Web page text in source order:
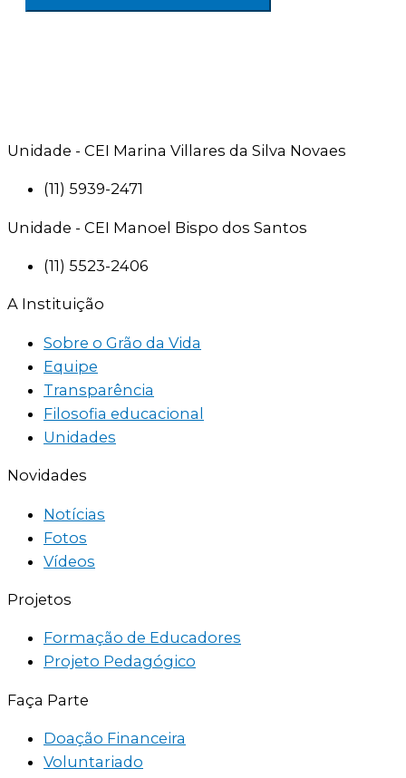
Unidade - CEI Marina Villares da Silva Novaes
(11) 5939-2471
Unidade - CEI Manoel Bispo dos Santos
(11) 5523-2406
A Instituição
Sobre o Grão da Vida
Equipe
Transparência
Filosofia educacional
Unidades
Novidades
Notícias
Fotos
Vídeos
Projetos
Formação de Educadores
Projeto Pedagógico
Faça Parte
Doação Financeira
Voluntariado